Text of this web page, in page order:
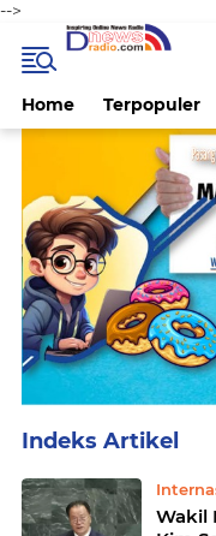
-->
Home Terpopuler
Wakil